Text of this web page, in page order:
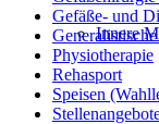
Innere
Gefäße- und
Physiotherapie
Rehasport
Speisen